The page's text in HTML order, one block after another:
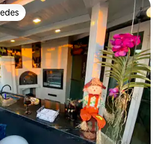
dos hóspedes